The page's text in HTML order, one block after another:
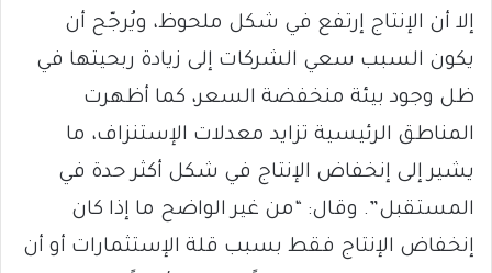
إلا أن الإنتاج إرتفع في شكل ملحوظ، ويُرجّح أن
يكون السبب سعي الشركات إلى زيادة ربحيتها في
ظل وجود بيئة منخفضة السعر، كما أظهرت
المناطق الرئيسية تزايد معدلات الإستنزاف، ما
يشير إلى إنخفاض الإنتاج في شكل أكثر حدة في
المستقبل”. وقال: “من غير الواضح ما إذا كان
إنخفاض الإنتاج فقط بسبب قلة الإستثمارات أو أن